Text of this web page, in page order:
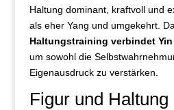
Haltung dominant, kraftvoll und
als eher Yang und umgekehrt.
Haltungstraining verbindet
um sowohl die
Eigenausdruck zu verstärken.
Figur und Haltung